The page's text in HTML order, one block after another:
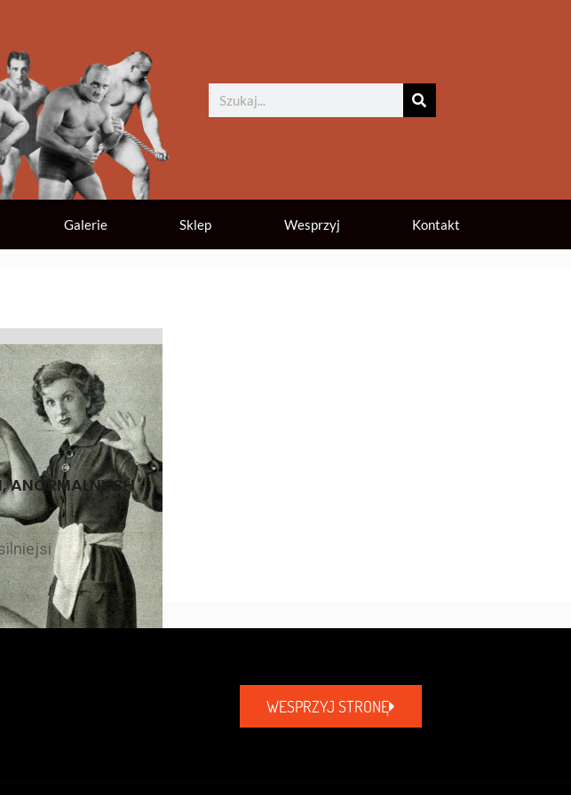
Galerie Sklep Wesprzyj Kontakt
ANORMALNYCH
WESPRZYJ STRONĘ